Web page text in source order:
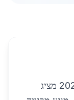
שוק הברזל והפלדה בישראל בשנת 2026 מציג